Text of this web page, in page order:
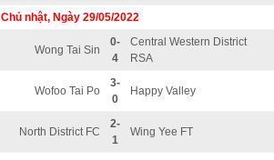
Chủ nhật, Ngày 29/05/2022
Wong Tai Sin
0-
4
Central Western District
RSA
Wofoo Tai Po
3-
0
Happy Valley
North District FC
2-
1
Wing Yee FT